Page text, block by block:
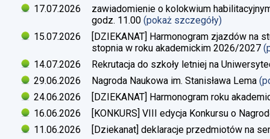
17.07.2026
zawiadomienie o kolokwium
godz. 11.00 (pokaż szczegóły)
15.07.2026
[DZIEKANAT] Harmonogram zjazdów na
stopnia w roku akademickim 2026/2027
14.07.2026
Rekrutacja do szkoły letniej na
29.06.2026
Nagroda Naukowa im. Stanisława Lema
24.06.2026
[DZIEKANAT] Harmonogram roku
16.06.2026
[KONKURS] VIII edycja Konkursu o
11.06.2026
[Dziekanat] deklaracje przedmiotów na